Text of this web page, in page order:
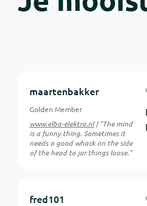
maartenbakker
Golden Member
www.elba-elektro.nl| "The mind
is a funny thing. Sometimes it
needs a good whack on the side
of the head to jar things loose."
fred101